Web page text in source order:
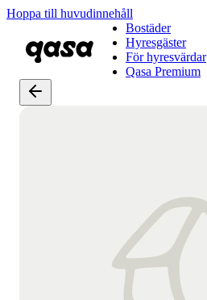
Hoppa till huvudinnehåll
Bostäder
Hyresgäster
För hyresvärdar
Qasa Premium